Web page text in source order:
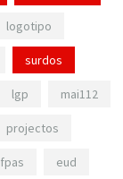
logotipo
surdos
lgp mai112
projectos
fpas eud